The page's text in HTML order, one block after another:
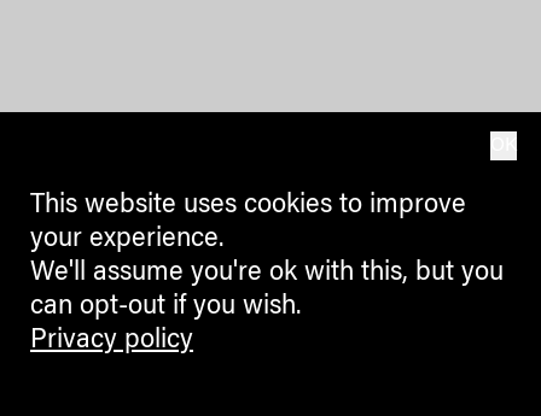
This website uses cookies to improve
your experience.
We'll assume you're ok with this, but you
can opt-out if you wish.
Privacy policy